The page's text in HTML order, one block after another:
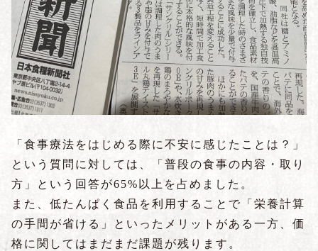
「食事療法をはじめる際に不安に感じたことは？」
という質問に対しては、「普段の食事の内容・取り
方」という回答が65%以上を占めました。
また、低たんぱく食品を利用することで「栄養計算
の手間が省ける」といったメリットがある一方、価
格に関してはまだまだ課題が残ります。